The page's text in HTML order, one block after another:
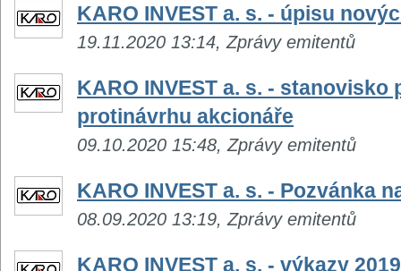
KARO INVEST a. s. - úpisu
19.11.2020 13:14, Zprávy emitentů
KARO INVEST a. s. -
protinávrhu akcionáře
09.10.2020 15:48, Zprávy emitentů
KARO INVEST a. s. - Pozvánka
08.09.2020 13:19, Zprávy emitentů
KARO INVEST a. s. - výkazy 2019